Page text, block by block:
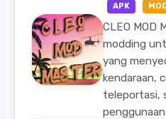
APK
CLEO MOD
modding
yang
kendaraan,
teleportasi,